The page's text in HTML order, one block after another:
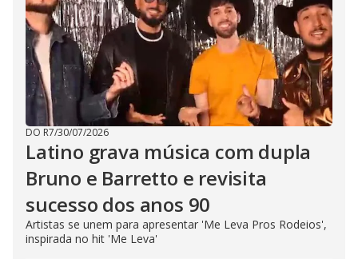
DO R7/30/07/2026
Latino grava música com dupla
Bruno e Barretto e revisita
sucesso dos anos 90
Artistas se unem para apresentar 'Me Leva Pros Rodeios',
inspirada no hit 'Me Leva'